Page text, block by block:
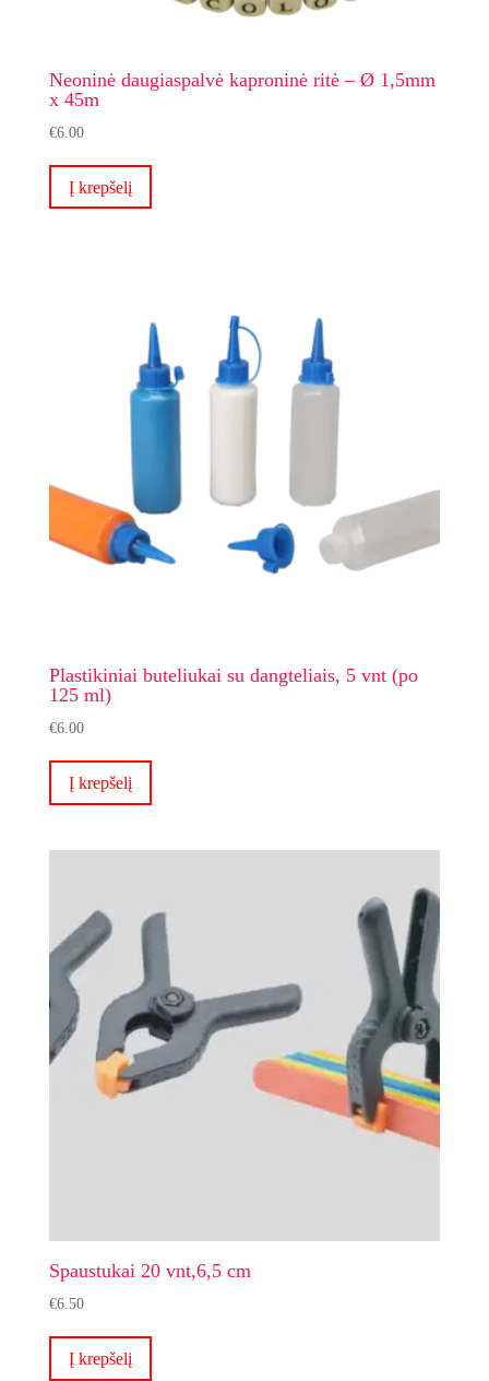
Neoninė daugiaspalvė kaproninė ritė – Ø 1,5mm
x 45m
€6.00
Į krepšelį
Plastikiniai buteliukai su dangteliais, 5 vnt (po
125 ml)
€6.00
Į krepšelį
Spaustukai 20 vnt,6,5 cm
€6.50
Į krepšelį